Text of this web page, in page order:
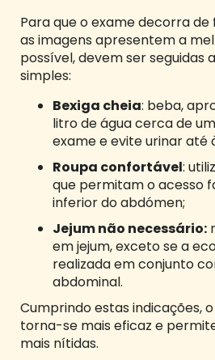
Para que o exame decorra
as imagens apresentem a
possível, devem ser seguidas
simples:
Bexiga cheia: beba,
litro de água cerca de
exame e evite urinar até
Roupa confortável:
que permitam o acesso
inferior do abdómen;
Jejum não necessário:
em jejum, exceto se a
realizada em conjunto
abdominal.
Cumprindo estas indicações,
torna-se mais eficaz e
mais nítidas.